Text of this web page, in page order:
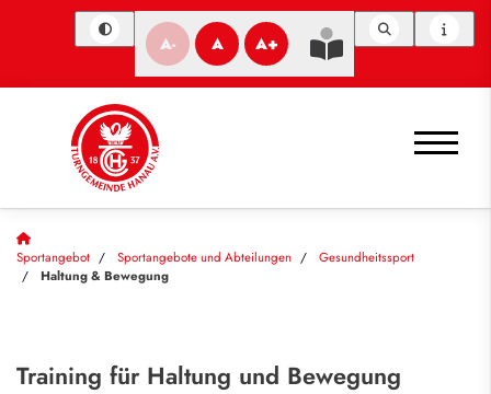
A- A A+
Sportangebot Sportangebote und Abteilungen
Gesundheitssport
Haltung & Bewegung
Training für Haltung und Bewegung